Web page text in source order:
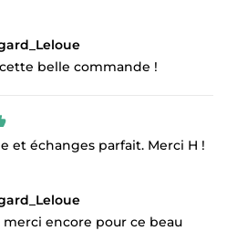
belle commande !
et échanges parfait. Merci H !
merci encore pour ce beau